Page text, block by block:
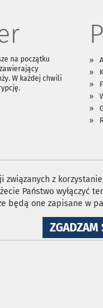
na początku
W każdej chwili
z
Państwo wyłączyć
będą one zapisane w
ZGADZAM